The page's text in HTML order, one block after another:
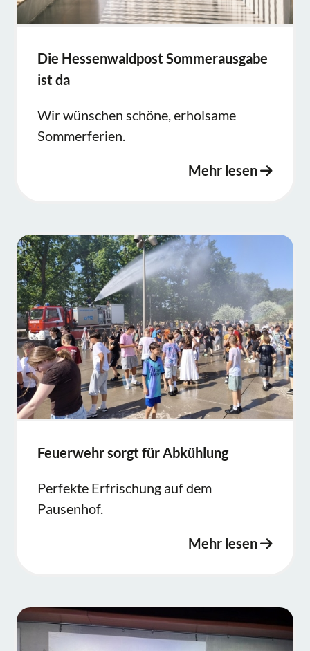
Die Hessenwaldpost Sommerausgabe
ist da
Wir wünschen schöne, erholsame
Sommerferien.
Mehr lesen
Feuerwehr sorgt für Abkühlung
Perfekte Erfrischung auf dem
Pausenhof.
Mehr lesen